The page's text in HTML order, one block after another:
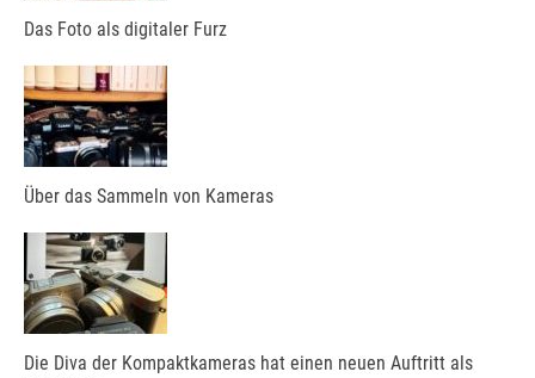
Das Foto als digitaler Furz
Über das Sammeln von Kameras
Die Diva der Kompaktkameras hat einen neuen Auftritt als